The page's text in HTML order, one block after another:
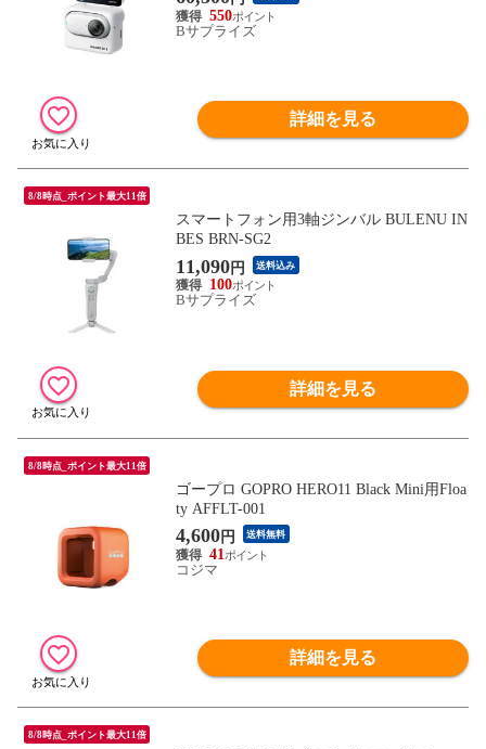
550
Bサプライズ
詳細を見る
8/8時点_ポイント最大11倍
スマートフォン用3軸ジンバル BULENU IN
BES BRN-SG2
11,090円 送料込み
100
Bサプライズ
詳細を見る
8/8時点_ポイント最大11倍
ゴープロ GOPRO HERO11 Black Mini用Floa
ty AFFLT-001
4,600円 送料無料
41
コジマ
詳細を見る
8/8時点_ポイント最大11倍